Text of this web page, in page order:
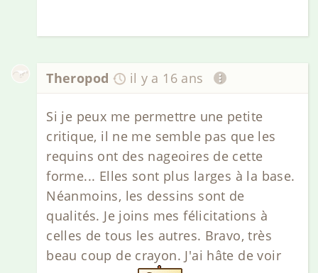
Theropod il y a 16 ans
Si je peux me permettre une petite
critique, il ne me semble pas que les
requins ont des nageoires de cette
forme... Elles sont plus larges à la base.
Néanmoins, les dessins sont de
qualités. Je joins mes félicitations à
celles de tous les autres. Bravo, très
beau coup de crayon. J'ai hâte de voir